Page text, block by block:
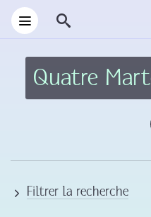
Filtrer la recherche